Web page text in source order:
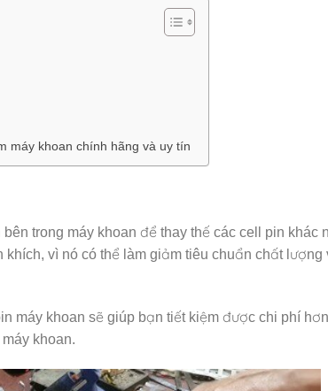
máy khoan chính hãng và uy tín
trong máy khoan để thay thế các cell pin khác
vì nó có thể làm giảm tiêu chuẩn chất lượng
máy khoan sẽ giúp bạn tiết kiệm được chi phí
khoan.